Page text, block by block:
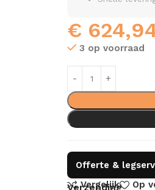
€
3 op voorraad
Offerte &
Vergelijk
Op
Verzending